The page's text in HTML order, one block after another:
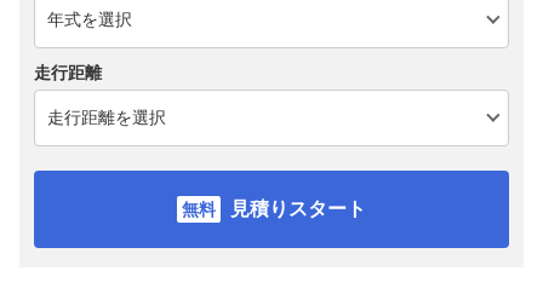
走行距離
見積りスタート